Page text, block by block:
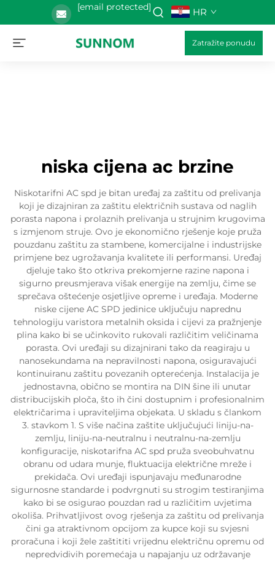
[email protected] HR
Zatražite ponudu
niska cijena ac brzine
Niskotarifni AC spd je bitan uređaj za zaštitu od prelivanja
koji je dizajniran za zaštitu električnih sustava od naglih
porasta napona i prolaznih prelivanja u strujnim krugovima
s izmjenom struje. Ovo je ekonomično rješenje koje pruža
pouzdanu zaštitu za stambene, komercijalne i industrijske
primjene bez ugrožavanja kvalitete ili performansi. Uređaj
djeluje tako što otkriva prekomjerne razine napona i
sigurno preusmjerava višak energije na zemlju, čime se
sprečava oštećenje osjetljive opreme i uređaja. Moderne
niske cijene AC SPD jedinice uključuju naprednu
tehnologiju varistora metalnih oksida i cijevi za pražnjenje
plina kako bi se učinkovito rukovali različitim veličinama
porasta. Ovi uređaji su dizajnirani tako da reagiraju u
nanosekundama na nepravilnosti napona, osiguravajući
kontinuiranu zaštitu povezanih opterećenja. Instalacija je
jednostavna, obično se montira na DIN šine ili unutar
distribucijskih ploča, što ih čini dostupnim i profesionalnim
električarima i upraviteljima objekata. U skladu s člankom
3. stavkom 1. S više načina zaštite uključujući liniju-na-
zemlju, liniju-na-neutralnu i neutralnu-na-zemlju
konfiguracije, niskotarifna AC spd pruža sveobuhvatnu
obranu od udara munje, fluktuacija električne mreže i
prekidača. Ovi uređaji ispunjavaju međunarodne
sigurnosne standarde i podvrgnuti su strogim testiranjima
kako bi se osigurao pouzdan rad u različitim uvjetima
okoliša. Prihvatljivost ovog rješenja za zaštitu od prelivanja
čini ga atraktivnom opcijom za kupce koji su svjesni
proračuna i koji žele zaštititi vrijednu električnu opremu od
nepredvidivih poremećaja u napajanju uz održavanje